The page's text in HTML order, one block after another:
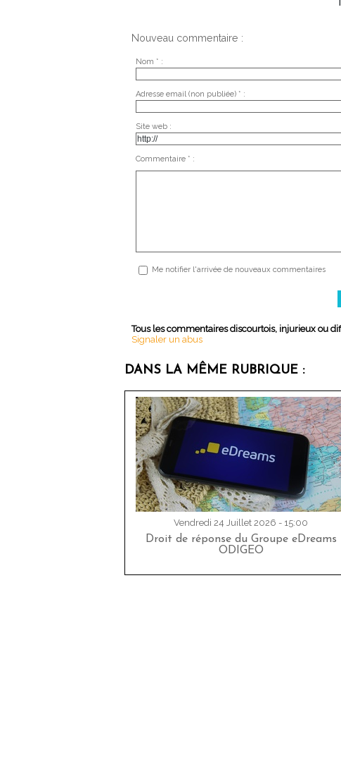
Nouveau commentaire :
Nom * :
Adresse email (non publiée) * :
Site web :
Commentaire * :
Me notifier l'arrivée de nouveaux commentaires
Tous les commentaires discourtois, injurieux ou
Signaler un abus
DANS LA MÊME RUBRIQUE :
Vendredi 24 Juillet 2026 - 15:00
Droit de réponse du Groupe eDreams
ODIGEO